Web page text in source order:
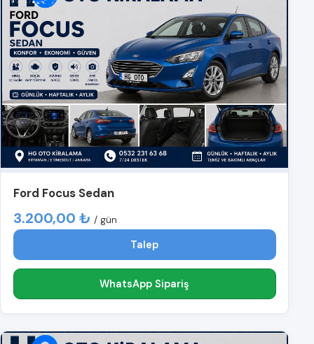
Ford Focus Sedan
3.200,00 ₺ / gün
Talep
WhatsApp Sipariş